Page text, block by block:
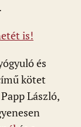
is!
és
kötet
László,